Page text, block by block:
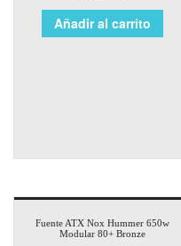
Añadir al carrito
Fuente ATX Nox Hummer 650w
Modular 80+ Bronze